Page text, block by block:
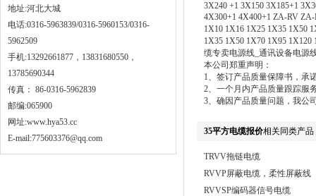
地址:河北大城
电话:0316-5963839/0316-5960153/0316-
5962509
手机:13292661877，13831680550，
13785690344
传真： 86-0316-5962839
邮编:065900
网址:www.hya53.cc
E-mail:775603376@qq.com
3X240 +1 3X150 3X185+1
4X300+1 4X400+1 ZA-RV
1X10 1X16 1X25 1X35 1X50
1X35 1X50 1X70 1X95
缆专卖电源线_通讯设备电源
本公司郑重声明：
1、签订产品质量保障书，承
2、一个月内产品质量跟踪服
3、确因产品质量问题，我公
35平方电缆报价相关同类产品
TRVV拖链电缆
RVVP屏蔽电缆，柔性屏蔽线
RVVSP编码器信号电缆